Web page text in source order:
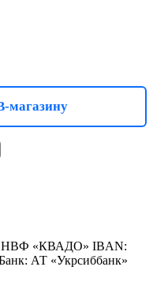
магазину
НВФ «КВАДО» IBAN:
АТ «Укрсиббанк»